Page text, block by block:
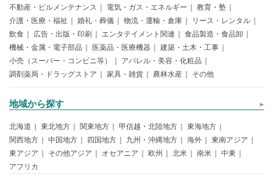
不動産・ビルメンテナンス
電気・ガス・エネルギー
教育・塾
介護・医療・福祉
婚礼・葬儀 物流・運輸・倉庫
リース・レンタル
飲食
広告・出版・印刷 エンタテイメント関連
食品製造・食品卸
機械・金属・電子部品
医薬品・医療機器
建築・土木・工事
小売（スーパー・コンビニ等）
アパレル・美容・化粧品
調剤薬局・ドラッグストア
家具・雑貨 農林水産 その他
地域から探す
北海道 東北地方 関東地方 甲信越・北陸地方
東海地方
関西地方
中国地方 四国地方 九州・沖縄地方 海外
東南アジア
東アジア
その他アジア オセアニア 欧州 北米 南米
中東
アフリカ